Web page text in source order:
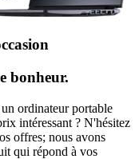
bonheur.
ordinateur portable
intéressant ? N'hésitez
offres; nous avons
qui répond à vos